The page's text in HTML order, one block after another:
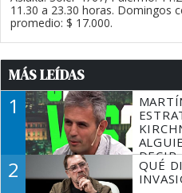
11.30 a 23.30 horas. Domingos
promedio: $ 17.000.
MÁS LEÍDAS
1
DECIR
TIENE
2
QUÉ